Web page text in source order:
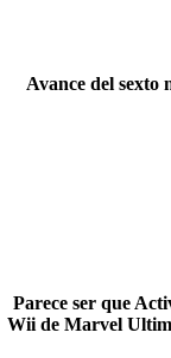
Avance del sexto
Parece ser que
Wii de Marvel